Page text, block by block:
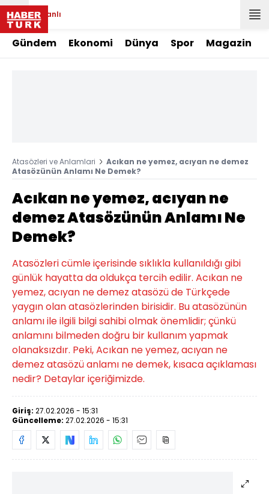
Canlı
Gündem Ekonomi Dünya Spor Magazin
Atasözleri ve Anlamlari
Acıkan ne yemez, acıyan ne demez
Atasözünün Anlamı Ne Demek?
Acıkan ne yemez, acıyan ne
demez Atasözünün Anlamı Ne
Demek?
Atasözleri cümle içerisinde sıklıkla kullanıldığı gibi
günlük hayatta da oldukça tercih edilir. Acıkan ne
yemez, acıyan ne demez atasözü de Türkçede
yaygın olan atasözlerinden birisidir. Bu atasözünün
anlamı ile ilgili bilgi sahibi olmak önemlidir; çünkü
anlamını bilmeden doğru bir kullanım yapmak
olanaksızdır. Peki, Acıkan ne yemez, acıyan ne
demez atasözü anlamı ne demek, kısaca açıklaması
nedir? Detaylar içeriğimizde.
Giriş: 27.02.2026 - 15:31
Güncelleme: 27.02.2026 - 15:31